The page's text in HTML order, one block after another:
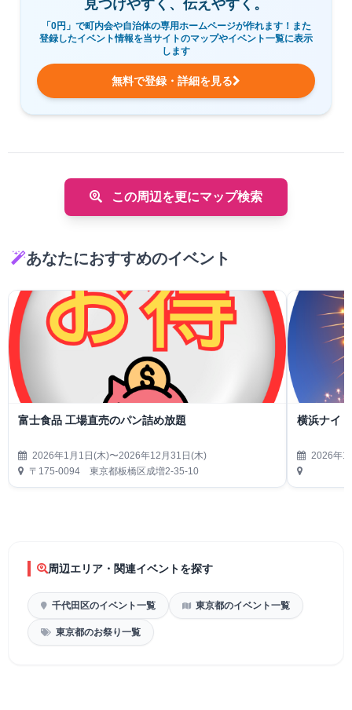
見つけやすく、伝えやすく。
「0円」で町内会や自治体の専用ホームページが作れます！また
登録したイベント情報を当サイトのマップやイベント一覧に表示
します
無料で登録・詳細を見る
この周辺を更にマップ検索
あなたにおすすめのイベント
富士食品 工場直売のパン詰め放題
2026年1月1日(木)〜2026年12月31日(木)
〒175-0094 東京都板橋区成増2-35-10
横浜ナイ
2026年1
周辺エリア・関連イベントを探す
千代田区のイベント一覧 東京都のイベント一覧
東京都のお祭り一覧